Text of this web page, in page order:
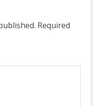
Required